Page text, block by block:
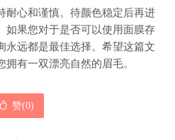
耐心和谨慎。待颜色稳定后再进
如果您对于是否可以使用面膜存
永远都是最佳选择。希望这篇文
有一双漂亮自然的眉毛。
赞(0)